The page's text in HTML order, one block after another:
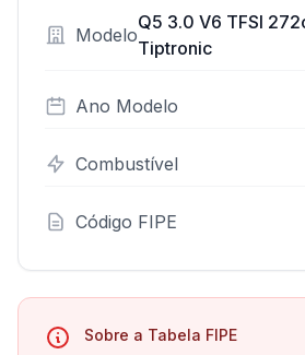
Modelo
Q5 3.0 V6 TFSI
Tiptronic
Ano Modelo
Combustível
Código FIPE
Sobre a Tabela FIPE